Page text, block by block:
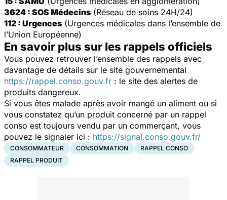
3624 : SOS Médecins (Réseau de soins 24H/24)
112 : Urgences (Urgences médicales dans l’ensemble de
l’Union Européenne)
En savoir plus sur les rappels officiels
Vous pouvez retrouver l’ensemble des rappels avec
davantage de détails sur le site gouvernemental
https://rappel.conso.gouv.fr : le site des alertes de
produits dangereux.
Si vous êtes malade après avoir mangé un aliment ou si
vous constatez qu’un produit concerné par un rappel
conso est toujours vendu par un commerçant, vous
pouvez le signaler ici : https://signal.conso.gouv.fr/
CONSOMMATEUR CONSOMMATION
RAPPEL CONSO
RAPPEL PRODUIT